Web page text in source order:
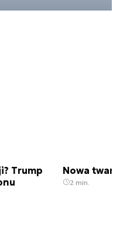
Trump
Nowa
2 min.